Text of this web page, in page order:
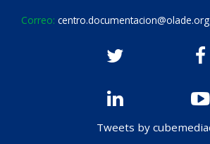
Correo: centro.documentacion@olade.org
Tweets by